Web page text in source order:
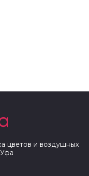
цветов и воздушных
Уфа